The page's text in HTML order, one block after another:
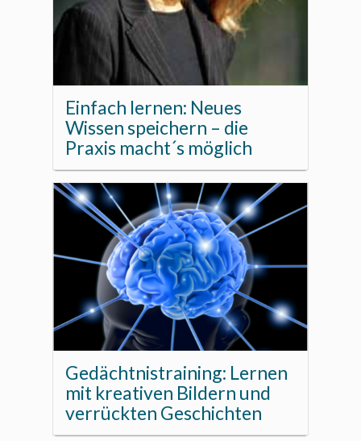
Einfach lernen: Neues
Wissen speichern – die
Praxis macht´s möglich
Gedächtnistraining: Lernen
mit kreativen Bildern und
verrückten Geschichten